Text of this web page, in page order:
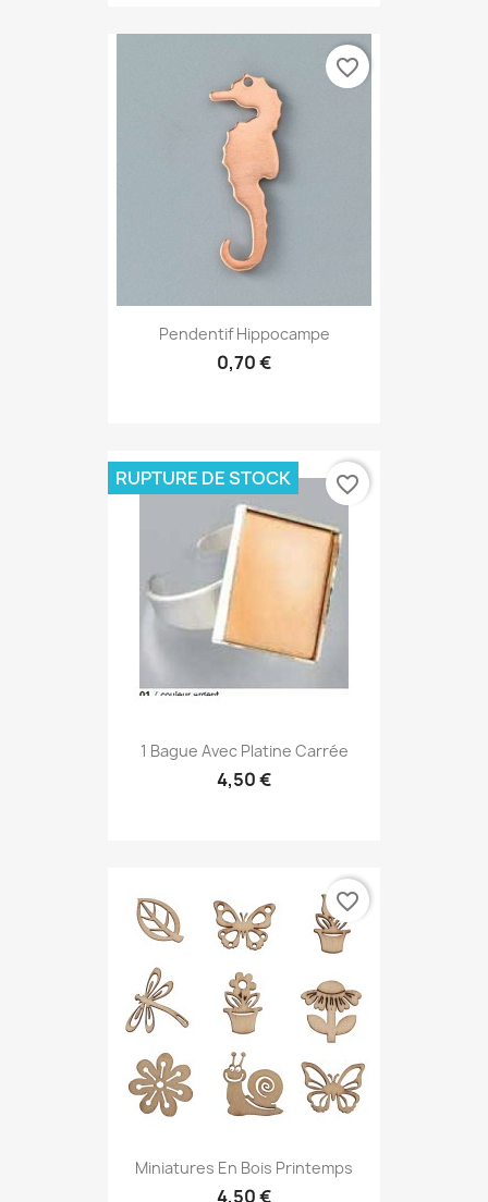
Pendentif Hippocampe
0,70 €
favorite_border
1 Bague Avec Platine Carrée
4,50 €
RUPTURE DE STOCK favorite_border
Miniatures En Bois Printemps
4,50 €
favorite_border